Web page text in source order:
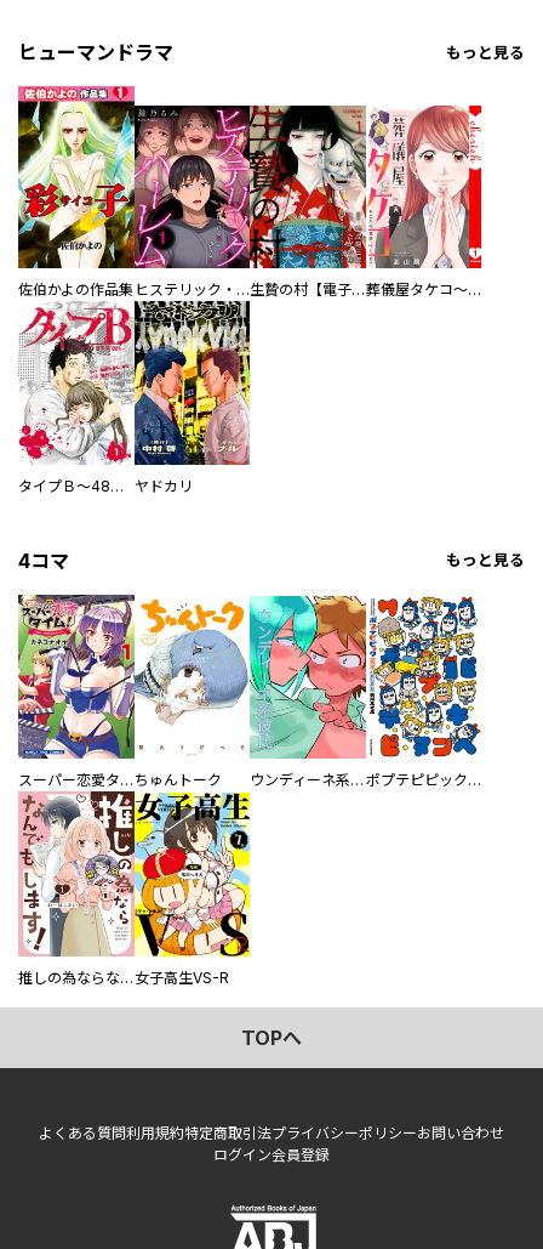
ヒューマンドラマ もっと見る
佐伯かよの作品集 ヒステリック・ハーレム～搾られる男と堕ちる女～【電子単行本版】 生贄の村【電子単行本版】 葬儀屋タケコ～あなたの最期、叶えます【電子単行本版】
タイプＢ～48時間後、致死率100％～【単話】 ヤドカリ
4コマ もっと見る
スーパー恋愛タイム！～現場でドＳな彼女は自宅でデレる～ ちゅんトーク ウンディーネ系彼氏 ポプテピピック SEASON EIGHT
推しの為ならなんでもします！ 女子高生VS-R
TOPへ
よくある質問利用規約特定商取引法プライバシーポリシーお問い合わせ
ログイン会員登録